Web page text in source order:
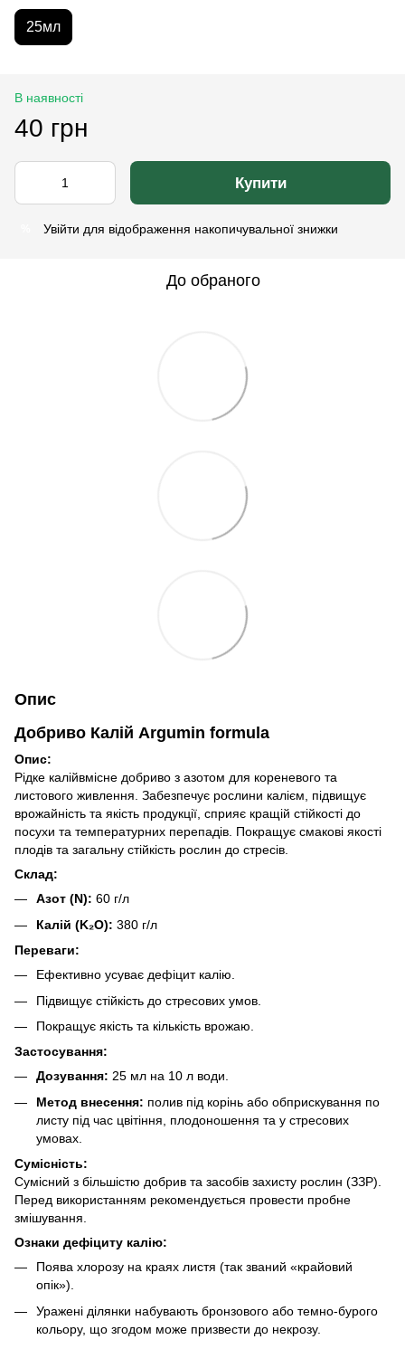
25мл
В наявності
40 грн
Купити
Увійти для відображення накопичувальної знижки
До обраного
Опис
Добриво Калій Argumin formula
Опис:
Рідке калійвмісне добриво з азотом для кореневого та
листового живлення. Забезпечує рослини калієм, підвищує
врожайність та якість продукції, сприяє кращій стійкості до
посухи та температурних перепадів. Покращує смакові якості
плодів та загальну стійкість рослин до стресів.
Склад:
Азот (N): 60 г/л
Калій (K₂O): 380 г/л
Переваги:
Ефективно усуває дефіцит калію.
Підвищує стійкість до стресових умов.
Покращує якість та кількість врожаю.
Застосування:
Дозування: 25 мл на 10 л води.
Метод внесення: полив під корінь або обприскування по
листу під час цвітіння, плодоношення та у стресових
умовах.
Сумісність:
Сумісний з більшістю добрив та засобів захисту рослин (ЗЗР).
Перед використанням рекомендується провести пробне
змішування.
Ознаки дефіциту калію:
Поява хлорозу на краях листя (так званий «крайовий
опік»).
Уражені ділянки набувають бронзового або темно-бурого
кольору, що згодом може призвести до некрозу.